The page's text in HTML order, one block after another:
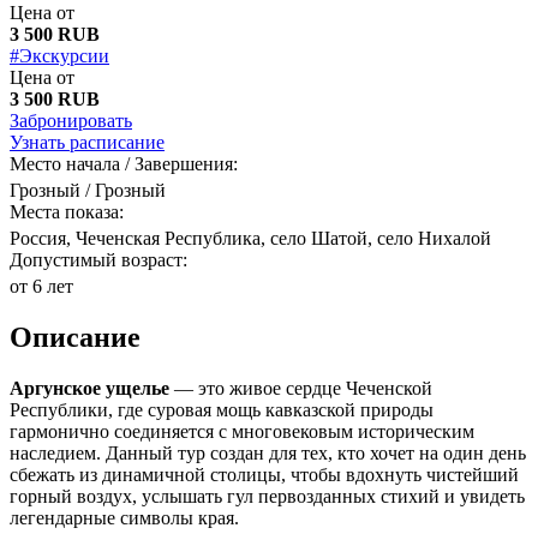
Цена от
3 500 RUB
#Экскурсии
Цена от
3 500 RUB
Забронировать
Узнать расписание
Место начала / Завершения:
Грозный / Грозный
Места показа:
Россия, Чеченская Республика, село Шатой, село Нихалой
Допустимый возраст:
от 6 лет
Описание
Аргунское ущелье — это живое сердце Чеченской
Республики, где суровая мощь кавказской природы
гармонично соединяется с многовековым историческим
наследием. Данный тур создан для тех, кто хочет на один день
сбежать из динамичной столицы, чтобы вдохнуть чистейший
горный воздух, услышать гул первозданных стихий и увидеть
легендарные символы края.